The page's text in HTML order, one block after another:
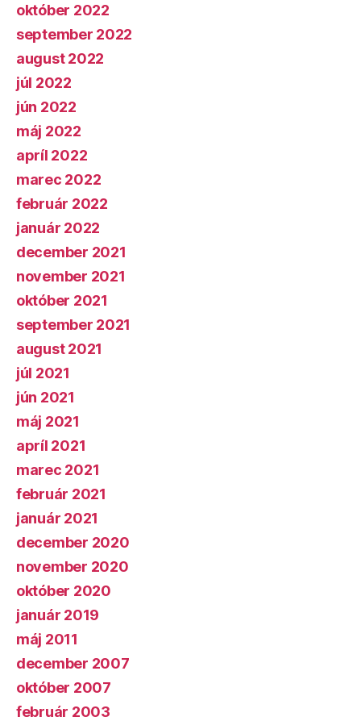
október 2022
september 2022
august 2022
júl 2022
jún 2022
máj 2022
apríl 2022
marec 2022
február 2022
január 2022
december 2021
november 2021
október 2021
september 2021
august 2021
júl 2021
jún 2021
máj 2021
apríl 2021
marec 2021
február 2021
január 2021
december 2020
november 2020
október 2020
január 2019
máj 2011
december 2007
október 2007
február 2003